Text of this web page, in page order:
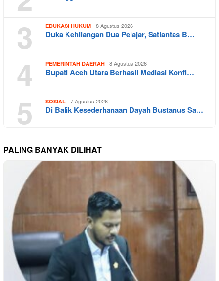
3 EDUKASI HUKUM 8 Agustus 2026
Duka Kehilangan Dua Pelajar, Satlantas B…
4 PEMERINTAH DAERAH 8 Agustus 2026
Bupati Aceh Utara Berhasil Mediasi Konfl…
5 SOSIAL 7 Agustus 2026
Di Balik Kesederhanaan Dayah Bustanus Sa…
PALING BANYAK DILIHAT